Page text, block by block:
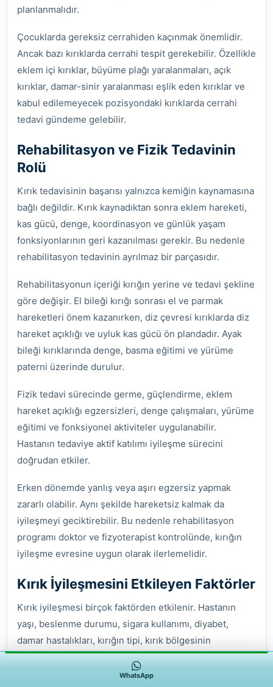
planlanmalıdır.
Çocuklarda gereksiz cerrahiden kaçınmak önemlidir.
Ancak bazı kırıklarda cerrahi tespit gerekebilir. Özellikle
eklem içi kırıklar, büyüme plağı yaralanmaları, açık
kırıklar, damar-sinir yaralanması eşlik eden kırıklar ve
kabul edilemeyecek pozisyondaki kırıklarda cerrahi
tedavi gündeme gelebilir.
Rehabilitasyon ve Fizik Tedavinin
Rolü
Kırık tedavisinin başarısı yalnızca kemiğin kaynamasına
bağlı değildir. Kırık kaynadıktan sonra eklem hareketi,
kas gücü, denge, koordinasyon ve günlük yaşam
fonksiyonlarının geri kazanılması gerekir. Bu nedenle
rehabilitasyon tedavinin ayrılmaz bir parçasıdır.
Rehabilitasyonun içeriği kırığın yerine ve tedavi şekline
göre değişir. El bileği kırığı sonrası el ve parmak
hareketleri önem kazanırken, diz çevresi kırıklarda diz
hareket açıklığı ve uyluk kas gücü ön plandadır. Ayak
bileği kırıklarında denge, basma eğitimi ve yürüme
paterni üzerinde durulur.
Fizik tedavi sürecinde germe, güçlendirme, eklem
hareket açıklığı egzersizleri, denge çalışmaları, yürüme
eğitimi ve fonksiyonel aktiviteler uygulanabilir.
Hastanın tedaviye aktif katılımı iyileşme sürecini
doğrudan etkiler.
Erken dönemde yanlış veya aşırı egzersiz yapmak
zararlı olabilir. Aynı şekilde hareketsiz kalmak da
iyileşmeyi geciktirebilir. Bu nedenle rehabilitasyon
programı doktor ve fizyoterapist kontrolünde, kırığın
iyileşme evresine uygun olarak ilerlemelidir.
Kırık İyileşmesini Etkileyen Faktörler
Kırık iyileşmesi birçok faktörden etkilenir. Hastanın
yaşı, beslenme durumu, sigara kullanımı, diyabet,
damar hastalıkları, kırığın tipi, kırık bölgesinin
kanlanması, enfeksiyon varlığı ve tespit stabilitesi
iyileşme sürecinde önemlidir.
WhatsApp